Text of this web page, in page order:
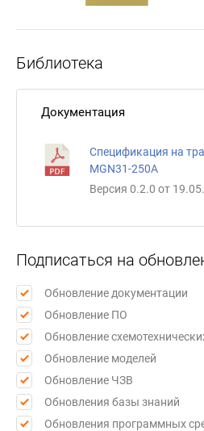
Библиотека
Документация
Спецификация на
MGN31-250А
Версия 0.2.0 от
Подписаться на
Обновление документации
Обновление ПО
Обновление
Обновление моделей
Обновление ЧЗВ
Обновления базы знаний
Обновления программных